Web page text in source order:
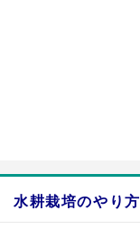
水耕栽培のやり方